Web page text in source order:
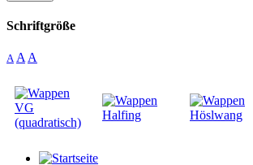
Schriftgröße
A A A